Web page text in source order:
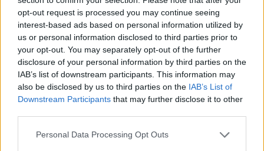
opt-out request is processed you may continue seeing
interest-based ads based on personal information utilized by
us or personal information disclosed to third parties prior to
your opt-out. You may separately opt-out of the further
disclosure of your personal information by third parties on the
IAB’s list of downstream participants. This information may
also be disclosed by us to third parties on the IAB’s List of
Downstream Participants that may further disclose it to other
Please note that this website/app uses one or more Google
Personal Data Processing Opt Outs